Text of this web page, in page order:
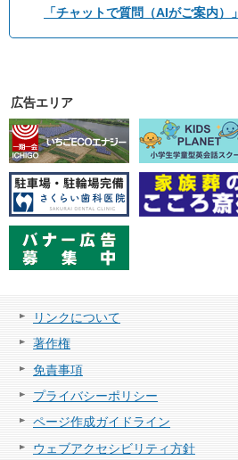
「チャットで質問（AIがご案内）」
広告エリア
リンクについて
著作権
免責事項
プライバシーポリシー
ページ作成ガイドライン
ウェブアクセシビリティ方針